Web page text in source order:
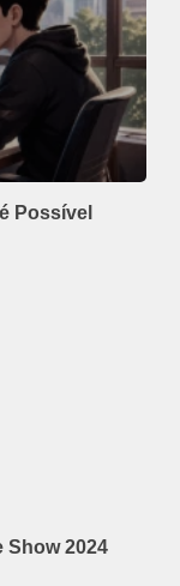
Possível
Show 2024